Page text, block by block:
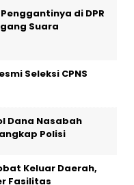
di DPR
Suara
Seleksi CPNS
Dana Nasabah
Polisi
Keluar Daerah,
Fasilitas